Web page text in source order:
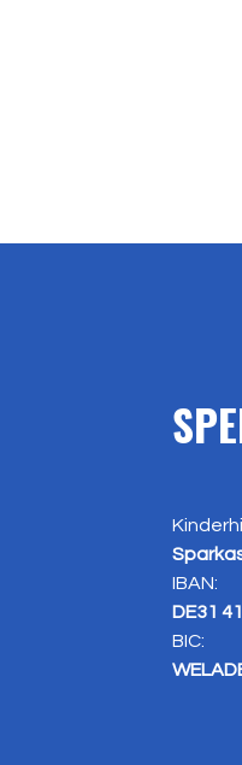
IBAN:
DE31
BIC: